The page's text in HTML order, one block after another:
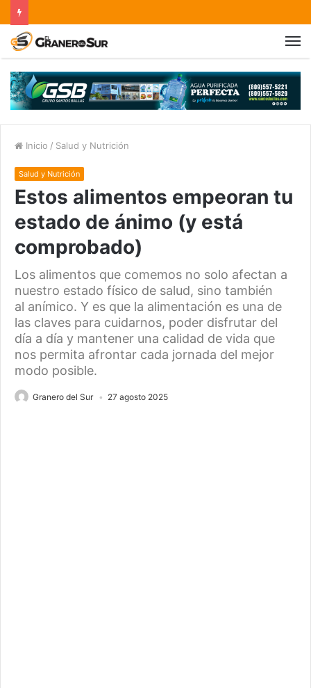
Inicio / Salud y Nutrición
Salud y Nutrición
Estos alimentos empeoran tu
estado de ánimo (y está
comprobado)
Los alimentos que comemos no solo afectan a
nuestro estado físico de salud, sino también
al anímico. Y es que la alimentación es una de
las claves para cuidarnos, poder disfrutar del
día a día y mantener una calidad de vida que
nos permita afrontar cada jornada del mejor
modo posible.
Granero del Sur 27 agosto 2025